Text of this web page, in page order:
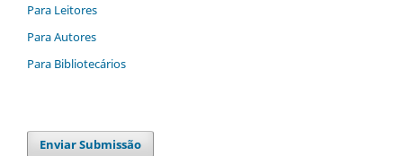
Para Leitores
Para Autores
Para Bibliotecários
Enviar Submissão